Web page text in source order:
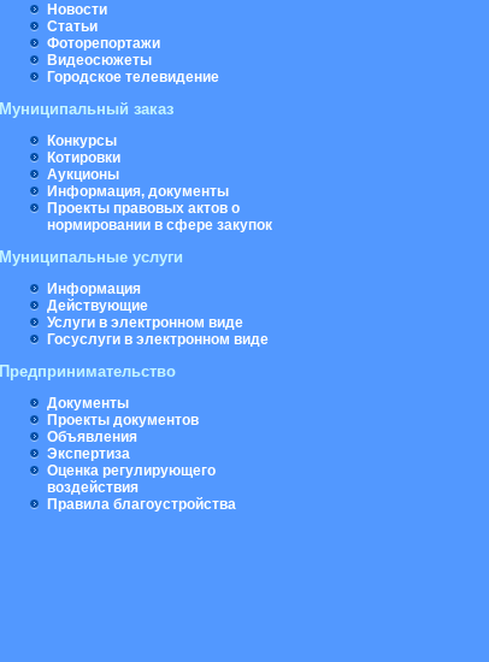
Новости
Статьи
Фоторепортажи
Видеосюжеты
Городское телевидение
Муниципальный заказ
Конкурсы
Котировки
Аукционы
Информация, документы
Проекты правовых актов о
нормировании в сфере закупок
Муниципальные услуги
Информация
Действующие
Услуги в электронном виде
Госуслуги в электронном виде
Предпринимательство
Документы
Проекты документов
Объявления
Экспертиза
Оценка регулирующего
воздействия
Правила благоустройства